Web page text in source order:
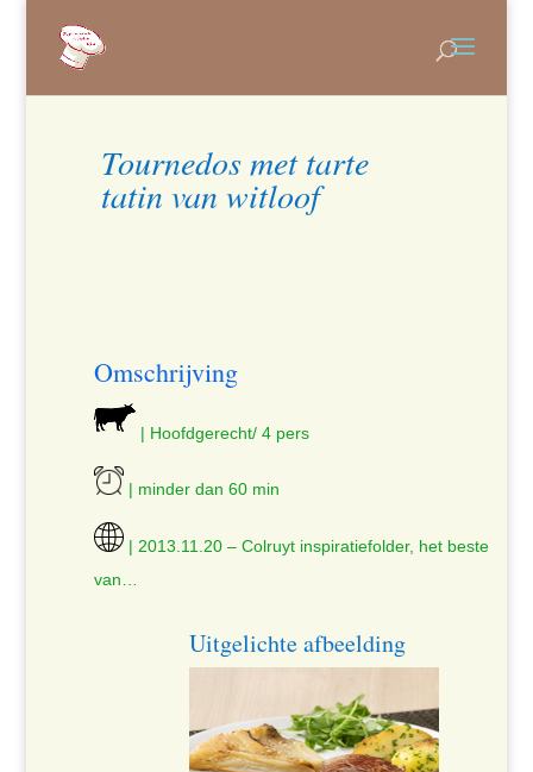
Tournedos met tarte
tatin van witloof
Omschrijving
| Hoofdgerecht/ 4 pers
| minder dan 60 min
| 2013.11.20 – Colruyt inspiratiefolder, het beste
van…
Uitgelichte afbeelding